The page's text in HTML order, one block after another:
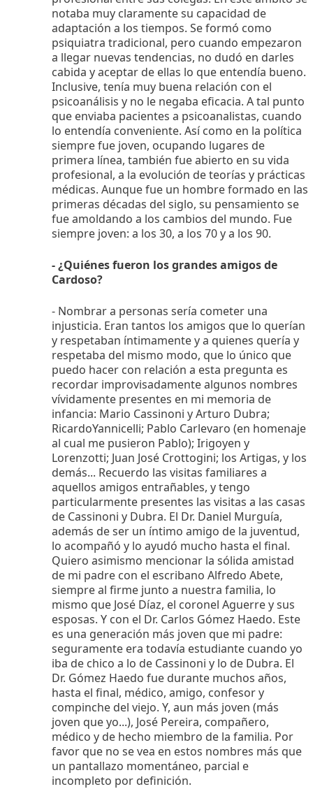
notaba muy claramente su capacidad de
adaptación a los tiempos. Se formó como
psiquiatra tradicional, pero cuando empezaron
a llegar nuevas tendencias, no dudó en darles
cabida y aceptar de ellas lo que entendía bueno.
Inclusive, tenía muy buena relación con el
psicoanálisis y no le negaba eficacia. A tal punto
que enviaba pacientes a psicoanalistas, cuando
lo entendía conveniente. Así como en la política
siempre fue joven, ocupando lugares de
primera línea, también fue abierto en su vida
profesional, a la evolución de teorías y prácticas
médicas. Aunque fue un hombre formado en las
primeras décadas del siglo, su pensamiento se
fue amoldando a los cambios del mundo. Fue
siempre joven: a los 30, a los 70 y a los 90.
- ¿Quiénes fueron los grandes amigos de
Cardoso?
- Nombrar a personas sería cometer una
injusticia. Eran tantos los amigos que lo querían
y respetaban íntimamente y a quienes quería y
respetaba del mismo modo, que lo único que
puedo hacer con relación a esta pregunta es
recordar improvisadamente algunos nombres
vívidamente presentes en mi memoria de
infancia: Mario Cassinoni y Arturo Dubra;
RicardoYannicelli; Pablo Carlevaro (en homenaje
al cual me pusieron Pablo); Irigoyen y
Lorenzotti; Juan José Crottogini; los Artigas, y los
demás... Recuerdo las visitas familiares a
aquellos amigos entrañables, y tengo
particularmente presentes las visitas a las casas
de Cassinoni y Dubra. El Dr. Daniel Murguía,
además de ser un íntimo amigo de la juventud,
lo acompañó y lo ayudó mucho hasta el final.
Quiero asimismo mencionar la sólida amistad
de mi padre con el escribano Alfredo Abete,
siempre al firme junto a nuestra familia, lo
mismo que José Díaz, el coronel Aguerre y sus
esposas. Y con el Dr. Carlos Gómez Haedo. Este
es una generación más joven que mi padre:
seguramente era todavía estudiante cuando yo
iba de chico a lo de Cassinoni y lo de Dubra. El
Dr. Gómez Haedo fue durante muchos años,
hasta el final, médico, amigo, confesor y
compinche del viejo. Y, aun más joven (más
joven que yo...), José Pereira, compañero,
médico y de hecho miembro de la familia. Por
favor que no se vea en estos nombres más que
un pantallazo momentáneo, parcial e
incompleto por definición.